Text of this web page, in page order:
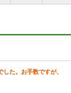
た。お手数ですが、